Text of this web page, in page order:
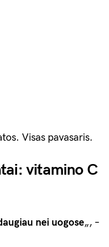
Visas pavasaris.
vitamino C
nei uogose„, –